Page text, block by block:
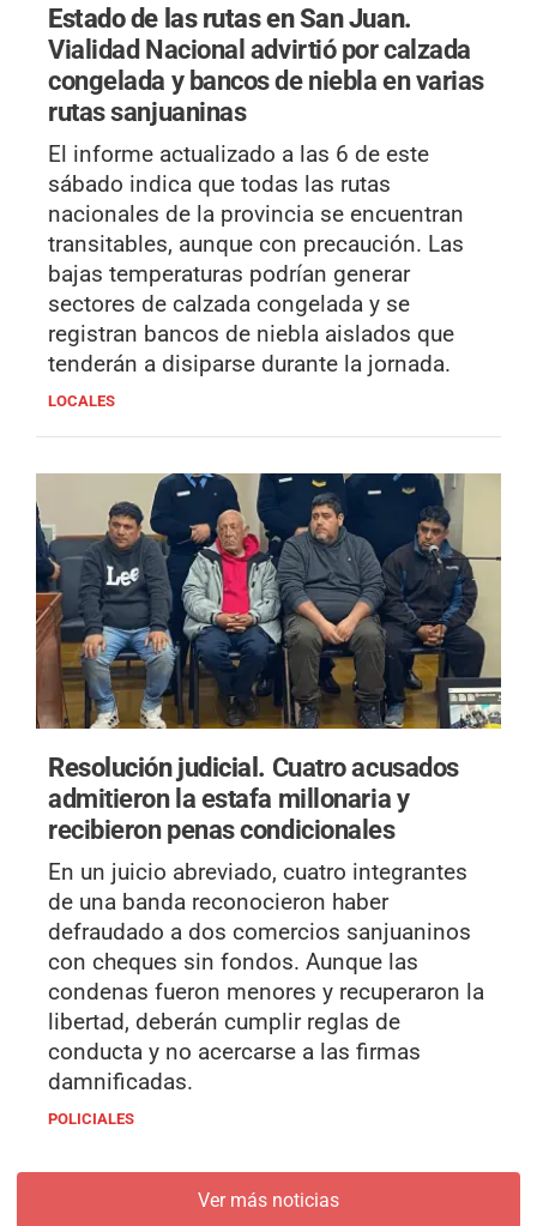
Estado de las rutas en San Juan.
Vialidad Nacional advirtió por calzada
congelada y bancos de niebla en varias
rutas sanjuaninas
El informe actualizado a las 6 de este
sábado indica que todas las rutas
nacionales de la provincia se encuentran
transitables, aunque con precaución. Las
bajas temperaturas podrían generar
sectores de calzada congelada y se
registran bancos de niebla aislados que
tenderán a disiparse durante la jornada.
LOCALES
Resolución judicial. Cuatro acusados
admitieron la estafa millonaria y
recibieron penas condicionales
En un juicio abreviado, cuatro integrantes
de una banda reconocieron haber
defraudado a dos comercios sanjuaninos
con cheques sin fondos. Aunque las
condenas fueron menores y recuperaron la
libertad, deberán cumplir reglas de
conducta y no acercarse a las firmas
damnificadas.
POLICIALES
Ver más noticias